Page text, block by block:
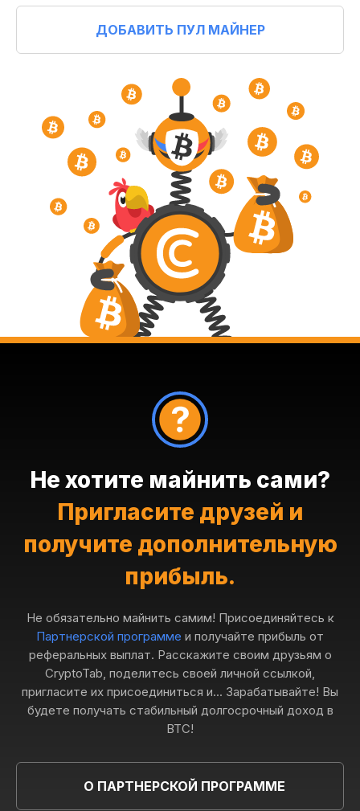
ДОБАВИТЬ ПУЛ МАЙНЕР
Не хотите майнить сами?
Пригласите друзей и
получите дополнительную
прибыль.
Не обязательно майнить самим! Присоединяйтесь к
Партнерской программе и получайте прибыль от
реферальных выплат. Расскажите своим друзьям о
CryptoTab, поделитесь своей личной ссылкой,
пригласите их присоединиться и... Зарабатывайте! Вы
будете получать стабильный долгосрочный доход в
BTC!
О ПАРТНЕРСКОЙ ПРОГРАММЕ